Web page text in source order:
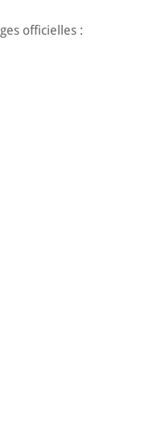
officielles :